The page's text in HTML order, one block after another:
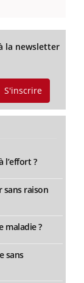
la newsletter
S'inscrire
l’effort ?
sans raison
maladie ?
sans